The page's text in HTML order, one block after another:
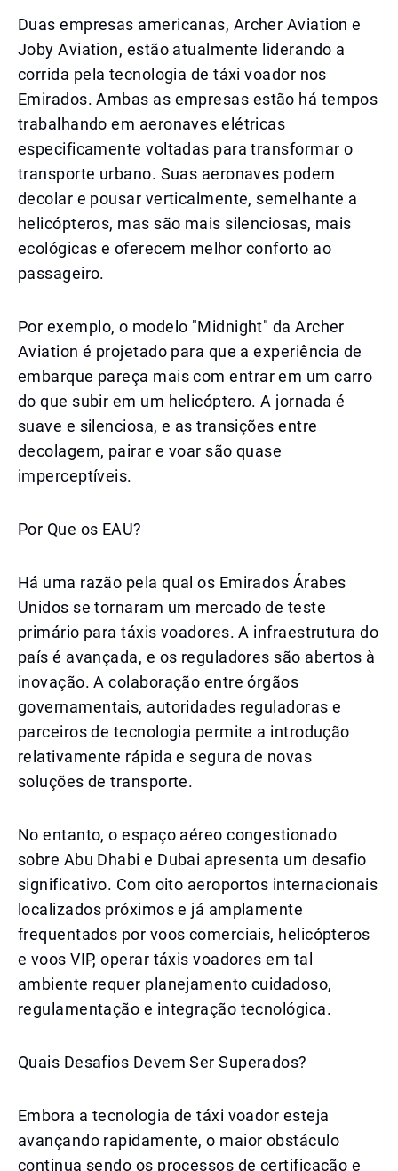
Duas empresas americanas, Archer Aviation e
Joby Aviation, estão atualmente liderando a
corrida pela tecnologia de táxi voador nos
Emirados. Ambas as empresas estão há tempos
trabalhando em aeronaves elétricas
especificamente voltadas para transformar o
transporte urbano. Suas aeronaves podem
decolar e pousar verticalmente, semelhante a
helicópteros, mas são mais silenciosas, mais
ecológicas e oferecem melhor conforto ao
passageiro.
Por exemplo, o modelo "Midnight" da Archer
Aviation é projetado para que a experiência de
embarque pareça mais com entrar em um carro
do que subir em um helicóptero. A jornada é
suave e silenciosa, e as transições entre
decolagem, pairar e voar são quase
imperceptíveis.
Por Que os EAU?
Há uma razão pela qual os Emirados Árabes
Unidos se tornaram um mercado de teste
primário para táxis voadores. A infraestrutura do
país é avançada, e os reguladores são abertos à
inovação. A colaboração entre órgãos
governamentais, autoridades reguladoras e
parceiros de tecnologia permite a introdução
relativamente rápida e segura de novas
soluções de transporte.
No entanto, o espaço aéreo congestionado
sobre Abu Dhabi e Dubai apresenta um desafio
significativo. Com oito aeroportos internacionais
localizados próximos e já amplamente
frequentados por voos comerciais, helicópteros
e voos VIP, operar táxis voadores em tal
ambiente requer planejamento cuidadoso,
regulamentação e integração tecnológica.
Quais Desafios Devem Ser Superados?
Embora a tecnologia de táxi voador esteja
avançando rapidamente, o maior obstáculo
continua sendo os processos de certificação e